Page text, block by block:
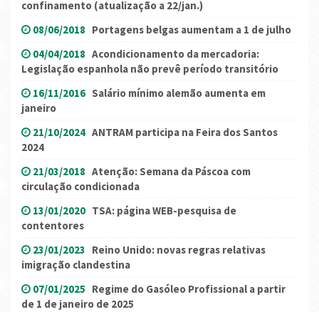
confinamento (atualização a 22/jan.)
08/06/2018 Portagens belgas aumentam a 1 de julho
04/04/2018 Acondicionamento da mercadoria:
Legislação espanhola não prevê período transitório
16/11/2016 Salário mínimo alemão aumenta em
janeiro
21/10/2024 ANTRAM participa na Feira dos Santos
2024
21/03/2018 Atenção: Semana da Páscoa com
circulação condicionada
13/01/2020 TSA: página WEB-pesquisa de
contentores
23/01/2023 Reino Unido: novas regras relativas
imigração clandestina
07/01/2025 Regime do Gasóleo Profissional a partir
de 1 de janeiro de 2025